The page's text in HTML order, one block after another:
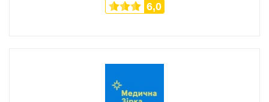
6,0